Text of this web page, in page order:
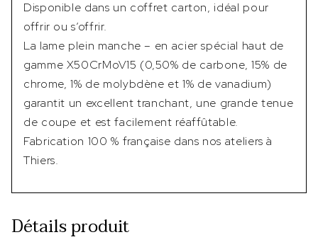
Disponible dans un coffret carton, idéal pour
offrir ou s’offrir.
La lame plein manche – en acier spécial haut de
gamme X50CrMoV15 (0,50% de carbone, 15% de
chrome, 1% de molybdène et 1% de vanadium)
garantit un excellent tranchant, une grande tenue
de coupe et est facilement réaffûtable.
Fabrication 100 % française dans nos ateliers à
Thiers.
Détails produit